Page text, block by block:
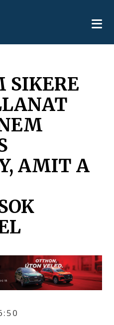
SIKERE
AMIT A